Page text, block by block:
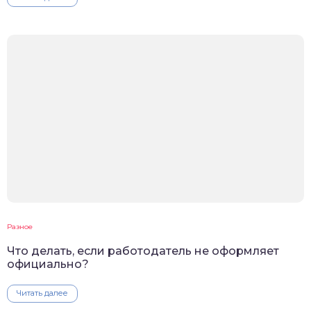
Разное
Что делать, если работодатель не оформляет
официально?
Читать далее